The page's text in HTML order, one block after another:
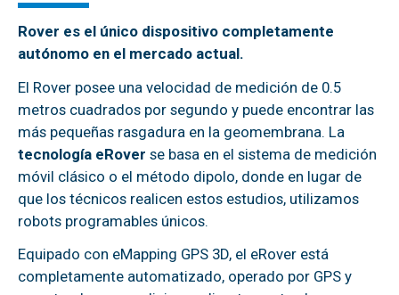
Rover es el único dispositivo completamente
autónomo en el mercado actual.
El Rover posee una velocidad de medición de 0.5
metros cuadrados por segundo y puede encontrar las
más pequeñas rasgadura en la geomembrana. La
tecnología eRover se basa en el sistema de medición
móvil clásico o el método dipolo, donde en lugar de
que los técnicos realicen estos estudios, utilizamos
robots programables únicos.
Equipado con eMapping GPS 3D, el eRover está
completamente automatizado, operado por GPS y